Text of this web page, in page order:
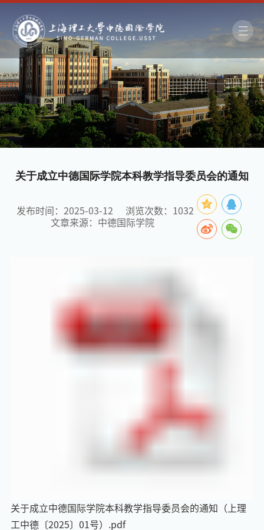
关于成立中德国际学院本科教学指导委员会的通知
发布时间：2025-03-12 浏览次数：
1032
文章来源：中德国际学院
关于成立中德国际学院本科教学指导委员会的通知（上理
工中德〔2025〕01号）.pdf